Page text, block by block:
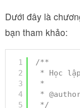
Dưới đây là
bạn tham khảo:
1
2
3
4
5
/**
* Học
*
*
*/